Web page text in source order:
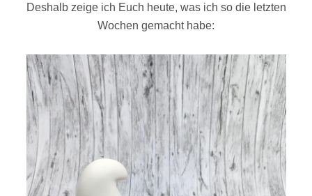
Deshalb zeige ich Euch heute, was ich so die letzten
Wochen gemacht habe: